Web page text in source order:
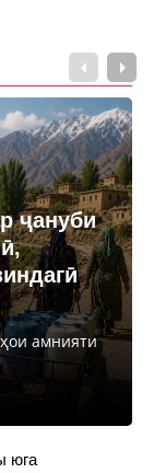
ҷануби
амнияти
юга